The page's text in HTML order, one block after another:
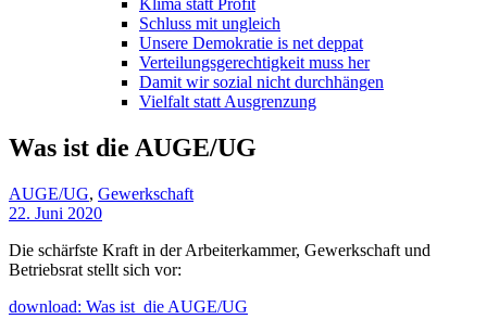
Klima statt Profit
Schluss mit ungleich
Unsere Demokratie is net deppat
Verteilungsgerechtigkeit muss her
Damit wir sozial nicht durchhängen
Vielfalt statt Ausgrenzung
Was ist die AUGE/UG
AUGE/UG, Gewerkschaft
22. Juni 2020
Die schärfste Kraft in der Arbeiterkammer, Gewerkschaft und
Betriebsrat stellt sich vor:
download: Was ist die AUGE/UG